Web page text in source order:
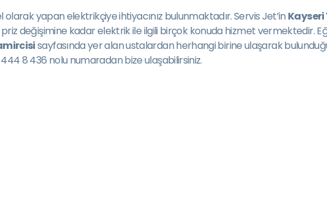
yapan elektrikçiye ihtiyacınız bulunmaktadır. Servis Jet’in Kayseri
değişimine kadar elektrik ile ilgili birçok konuda hizmet vermektedir.
sayfasında yer alan ustalardan herhangi birine ulaşarak
8 436 nolu numaradan bize ulaşabilirsiniz.